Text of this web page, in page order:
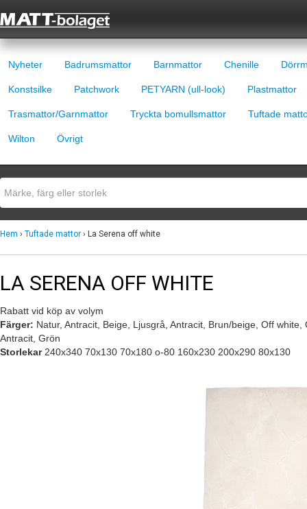
Nyheter Badrumsmattor Barnmattor Chenille
Konstsilke Patchwork PETYARN (ull-look) Plastmattor
Trasmattor/Garnmattor Tryckta bomullsmattor Tuftade
Wilton Övrigt
Hem › Tuftade mattor › La Serena off white
LA SERENA OFF WHITE
Rabatt vid köp av volym
Färger: Natur, Antracit, Beige, Ljusgrå, Antracit, Brun/beige, Off
Antracit, Grön
Storlekar240x340 70x130 70x180 o-80 160x230 200x290 80x130